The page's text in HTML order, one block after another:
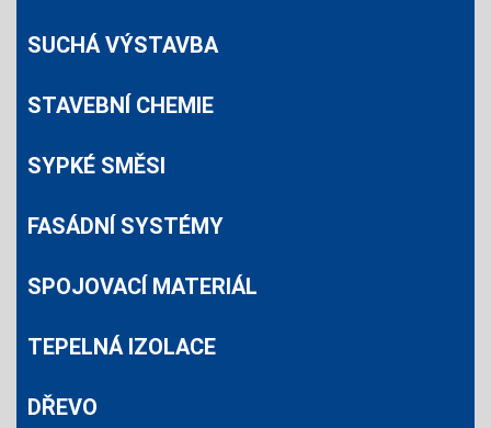
SUCHÁ VÝSTAVBA
STAVEBNÍ CHEMIE
SYPKÉ SMĚSI
FASÁDNÍ SYSTÉMY
SPOJOVACÍ MATERIÁL
TEPELNÁ IZOLACE
DŘEVO